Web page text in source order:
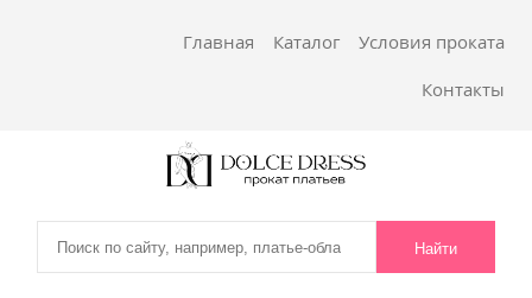
Главная Каталог
Условия проката
Контакты